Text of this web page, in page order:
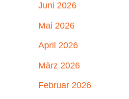
Juni 2026
Mai 2026
April 2026
März 2026
Februar 2026